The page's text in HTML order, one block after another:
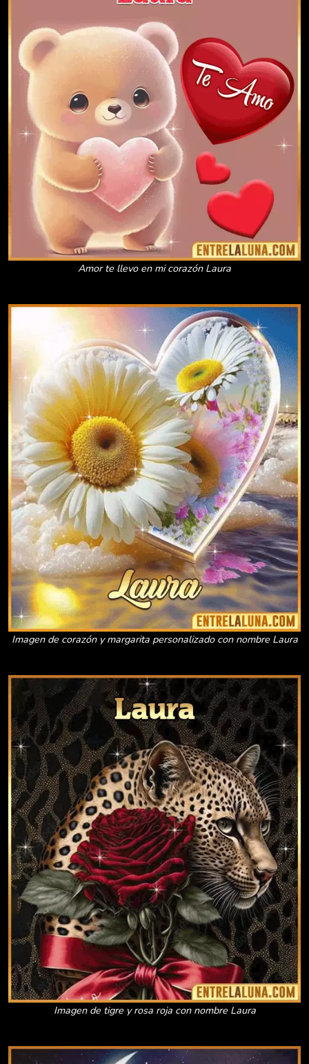
Amor te llevo en mi corazón Laura
Imagen de corazón y margarita personalizado con nombre Laura
Imagen de tigre y rosa roja con nombre Laura